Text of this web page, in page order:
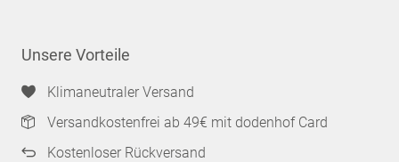
Unsere Vorteile
Klimaneutraler Versand
Versandkostenfrei ab 49€ mit dodenhof Card
Kostenloser Rückversand